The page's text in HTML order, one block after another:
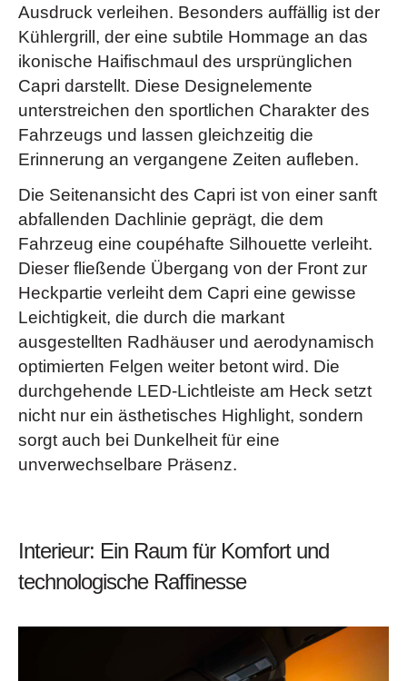
Ausdruck verleihen. Besonders auffällig ist der
Kühlergrill, der eine subtile Hommage an das
ikonische Haifischmaul des ursprünglichen
Capri darstellt. Diese Designelemente
unterstreichen den sportlichen Charakter des
Fahrzeugs und lassen gleichzeitig die
Erinnerung an vergangene Zeiten aufleben.
Die Seitenansicht des Capri ist von einer sanft
abfallenden Dachlinie geprägt, die dem
Fahrzeug eine coupéhafte Silhouette verleiht.
Dieser fließende Übergang von der Front zur
Heckpartie verleiht dem Capri eine gewisse
Leichtigkeit, die durch die markant
ausgestellten Radhäuser und aerodynamisch
optimierten Felgen weiter betont wird. Die
durchgehende LED-Lichtleiste am Heck setzt
nicht nur ein ästhetisches Highlight, sondern
sorgt auch bei Dunkelheit für eine
unverwechselbare Präsenz.
Interieur: Ein Raum für Komfort und
technologische Raffinesse